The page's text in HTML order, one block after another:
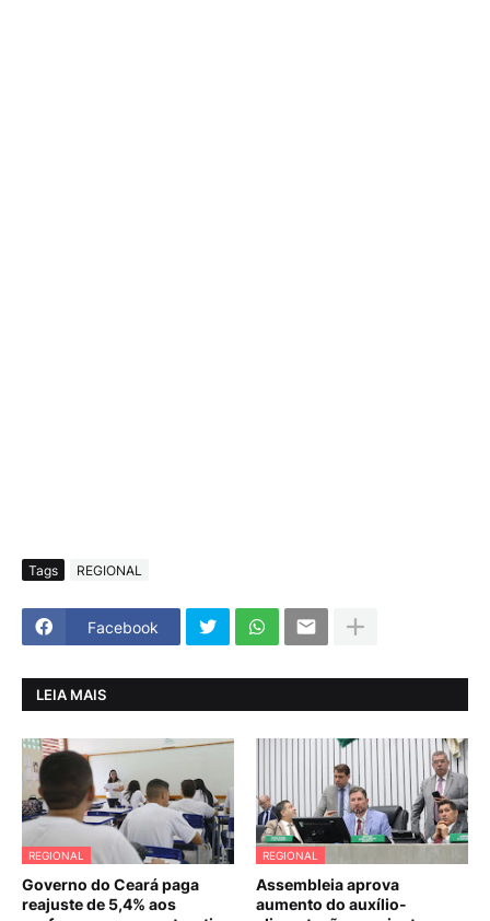
Tags REGIONAL
Facebook
LEIA MAIS
REGIONAL
Governo do Ceará paga
reajuste de 5,4% aos
REGIONAL
Assembleia aprova
aumento do auxílio-